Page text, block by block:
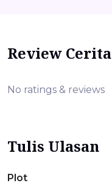
Review Cerita
No ratings & reviews
Tulis Ulasan
Plot